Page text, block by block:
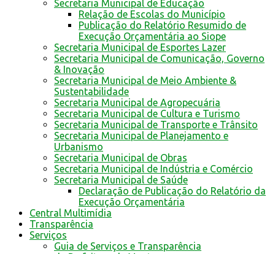
Secretaria Municipal de Educação
Relação de Escolas do Município
Publicação do Relatório Resumido de
Execução Orçamentária ao Siope
Secretaria Municipal de Esportes Lazer
Secretaria Municipal de Comunicação, Governo
& Inovação
Secretaria Municipal de Meio Ambiente &
Sustentabilidade
Secretaria Municipal de Agropecuária
Secretaria Municipal de Cultura e Turismo
Secretaria Municipal de Transporte e Trânsito
Secretaria Municipal de Planejamento e
Urbanismo
Secretaria Municipal de Obras
Secretaria Municipal de Indústria e Comércio
Secretaria Municipal de Saúde
Declaração de Publicação do Relatório da
Execução Orçamentária
Central Multimídia
Transparência
Serviços
Guia de Serviços e Transparência